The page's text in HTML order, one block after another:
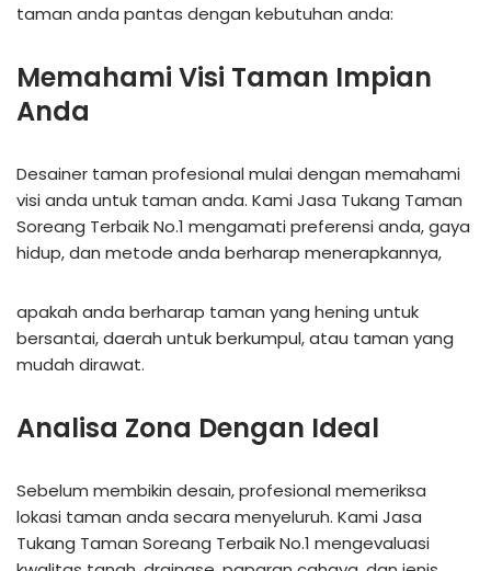
taman anda pantas dengan kebutuhan anda:
Memahami Visi Taman Impian
Anda
Desainer taman profesional mulai dengan memahami
visi anda untuk taman anda. Kami Jasa Tukang Taman
Soreang Terbaik No.1 mengamati preferensi anda, gaya
hidup, dan metode anda berharap menerapkannya,
apakah anda berharap taman yang hening untuk
bersantai, daerah untuk berkumpul, atau taman yang
mudah dirawat.
Analisa Zona Dengan Ideal
Sebelum membikin desain, profesional memeriksa
lokasi taman anda secara menyeluruh. Kami Jasa
Tukang Taman Soreang Terbaik No.1 mengevaluasi